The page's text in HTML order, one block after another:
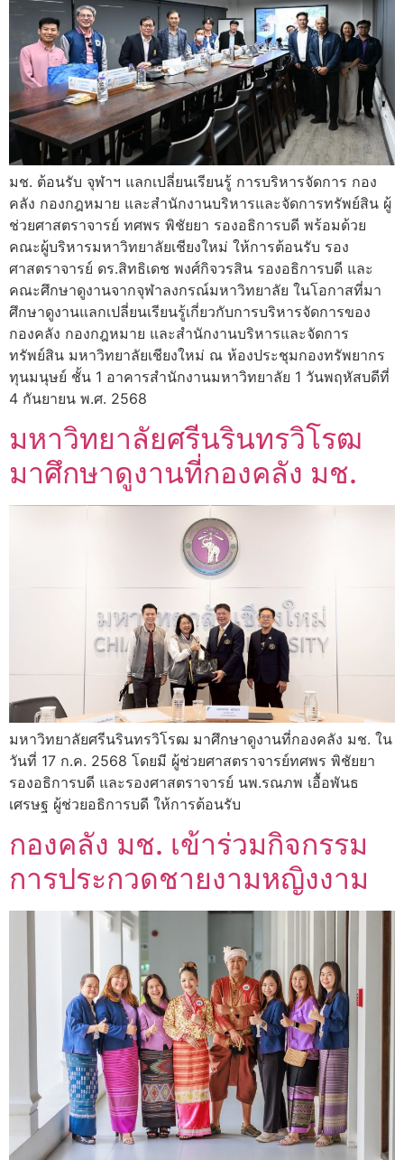
มช. ต้อนรับ จุฬาฯ แลกเปลี่ยนเรียนรู้ การบริหารจัดการ กอง
คลัง กองกฎหมาย และสำนักงานบริหารและจัดการทรัพย์สิน ผู้
ช่วยศาสตราจารย์ ทศพร พิชัยยา รองอธิการบดี พร้อมด้วย
คณะผู้บริหารมหาวิทยาลัยเชียงใหม่ ให้การต้อนรับ รอง
ศาสตราจารย์ ดร.สิทธิเดช พงศ์กิจวรสิน รองอธิการบดี และ
คณะศึกษาดูงานจากจุฬาลงกรณ์มหาวิทยาลัย ในโอกาสที่มา
ศึกษาดูงานแลกเปลี่ยนเรียนรู้เกี่ยวกับการบริหารจัดการของ
กองคลัง กองกฎหมาย และสำนักงานบริหารและจัดการ
ทรัพย์สิน มหาวิทยาลัยเชียงใหม่ ณ ห้องประชุมกองทรัพยากร
ทุนมนุษย์ ชั้น 1 อาคารสำนักงานมหาวิทยาลัย 1 วันพฤหัสบดีที่
4 กันยายน พ.ศ. 2568
มหาวิทยาลัยศรีนรินทรวิโรฒ
มาศึกษาดูงานที่กองคลัง มช.
มหาวิทยาลัยศรีนรินทรวิโรฒ มาศึกษาดูงานที่กองคลัง มช. ใน
วันที่ 17 ก.ค. 2568 โดยมี ผู้ช่วยศาสตราจารย์ทศพร พิชัยยา
รองอธิการบดี และรองศาสตราจารย์ นพ.รณภพ เอื้อพันธ
เศรษฐ ผู้ช่วยอธิการบดี ให้การต้อนรับ
กองคลัง มช. เข้าร่วมกิจกรรม
การประกวดชายงามหญิงงาม